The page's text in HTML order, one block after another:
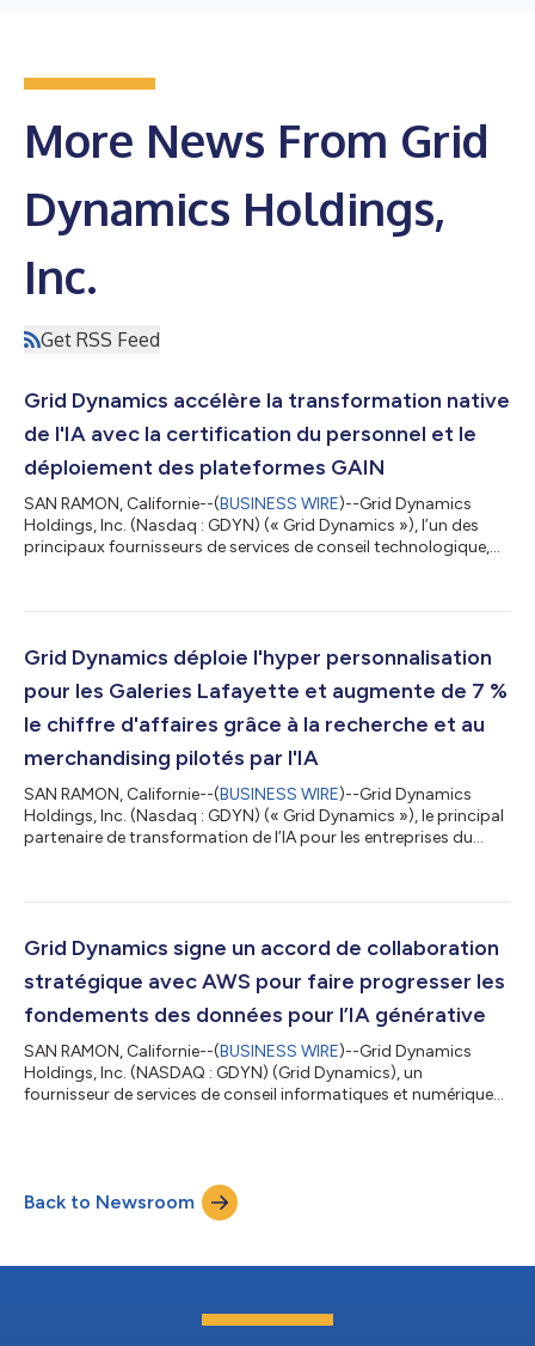
More News From Grid
Dynamics Holdings,
Inc.
Get RSS Feed
Grid Dynamics accélère la transformation native
de l'IA avec la certification du personnel et le
déploiement des plateformes GAIN
SAN RAMON, Californie--(BUSINESS WIRE)--Grid Dynamics
Holdings, Inc. (Nasdaq : GDYN) (« Grid Dynamics »), l’un des
principaux fournisseurs de services de conseil technologique,
une dynamique significative dans l’adoption de ses solutions
vente au détail, des services financiers, de la fabrication, des
Grid Dynamics déploie l'hyper personnalisation
pour les Galeries Lafayette et augmente de 7 %
le chiffre d'affaires grâce à la recherche et au
merchandising pilotés par l'IA
SAN RAMON, Californie--(BUSINESS WIRE)--Grid Dynamics
Holdings, Inc. (Nasdaq : GDYN) (« Grid Dynamics »), le principal
partenaire de transformation de l’IA pour les entreprises du
Galeries Lafayette, l’emblématique grand magasin français. En
plateforme exclusive Merchandising Experience Platform (MXP)
de Grid Dynamics, le dét...
Grid Dynamics signe un accord de collaboration
stratégique avec AWS pour faire progresser les
fondements des données pour l’IA générative
SAN RAMON, Californie--(BUSINESS WIRE)--Grid Dynamics
Holdings, Inc. (NASDAQ : GDYN) (Grid Dynamics), un
fournisseur de services de conseil informatiques et numériques
l’utilisation de l’IA générative dans les entreprises, prolongeant
ainsi une relation de quinze ans entre les deux sociétés. Cette
Back to Newsroom